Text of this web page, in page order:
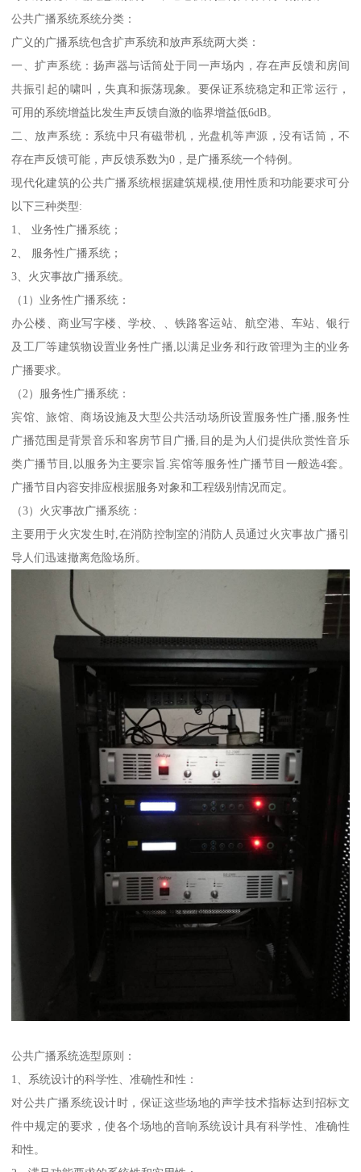
公共广播系统系统分类：
广义的广播系统包含扩声系统和放声系统两大类：
一、扩声系统：扬声器与话筒处于同一声场内，存在声反馈和房间
共振引起的啸叫，失真和振荡现象。要保证系统稳定和正常运行，
可用的系统增益比发生声反馈自激的临界增益低6dB。
二、放声系统：系统中只有磁带机，光盘机等声源，没有话筒，不
存在声反馈可能，声反馈系数为0，是广播系统一个特例。
现代化建筑的公共广播系统根据建筑规模,使用性质和功能要求可分
以下三种类型:
1、 业务性广播系统；
2、 服务性广播系统；
3、火灾事故广播系统。
（1）业务性广播系统：
办公楼、商业写字楼、学校、、铁路客运站、航空港、车站、银行
及工厂等建筑物设置业务性广播,以满足业务和行政管理为主的业务
广播要求。
（2）服务性广播系统：
宾馆、旅馆、商场设施及大型公共活动场所设置服务性广播,服务性
广播范围是背景音乐和客房节目广播,目的是为人们提供欣赏性音乐
类广播节目,以服务为主要宗旨.宾馆等服务性广播节目一般选4套。
广播节目内容安排应根据服务对象和工程级别情况而定。
（3）火灾事故广播系统：
主要用于火灾发生时,在消防控制室的消防人员通过火灾事故广播引
导人们迅速撤离危险场所。
公共广播系统选型原则：
1、系统设计的科学性、准确性和性：
对公共广播系统设计时，保证这些场地的声学技术指标达到招标文
件中规定的要求，使各个场地的音响系统设计具有科学性、准确性
和性。